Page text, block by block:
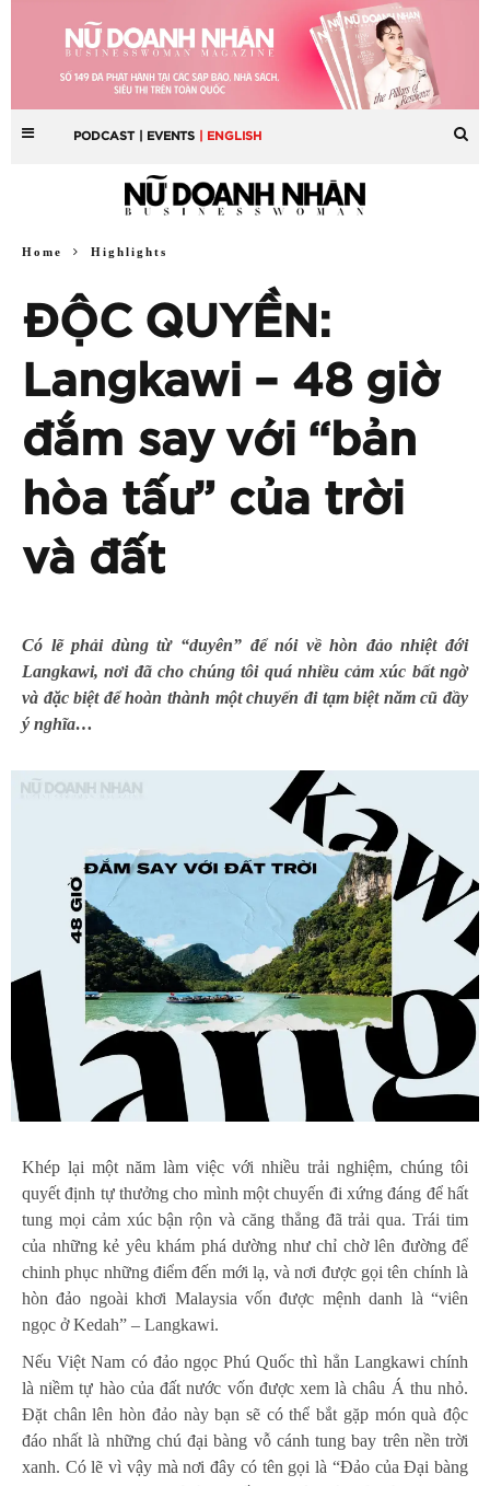
PODCAST | EVENTS | ENGLISH
Home Highlights
ĐỘC QUYỀN:
Langkawi – 48 giờ
đắm say với “bản
hòa tấu” của trời
và đất
Có lẽ phải dùng từ “duyên” để nói về hòn đảo nhiệt đới
Langkawi, nơi đã cho chúng tôi quá nhiều cảm xúc bất ngờ
và đặc biệt để hoàn thành một chuyến đi tạm biệt năm cũ đầy
ý nghĩa…
Khép lại một năm làm việc với nhiều trải nghiệm, chúng tôi
quyết định tự thưởng cho mình một chuyến đi xứng đáng để hất
tung mọi cảm xúc bận rộn và căng thẳng đã trải qua. Trái tim
của những kẻ yêu khám phá dường như chỉ chờ lên đường để
chinh phục những điểm đến mới lạ, và nơi được gọi tên chính là
hòn đảo ngoài khơi Malaysia vốn được mệnh danh là “viên
ngọc ở Kedah” – Langkawi.
Nếu Việt Nam có đảo ngọc Phú Quốc thì hẳn Langkawi chính
là niềm tự hào của đất nước vốn được xem là châu Á thu nhỏ.
Đặt chân lên hòn đảo này bạn sẽ có thể bắt gặp món quà độc
đáo nhất là những chú đại bàng vỗ cánh tung bay trên nền trời
xanh. Có lẽ vì vậy mà nơi đây có tên gọi là “Đảo của Đại bàng